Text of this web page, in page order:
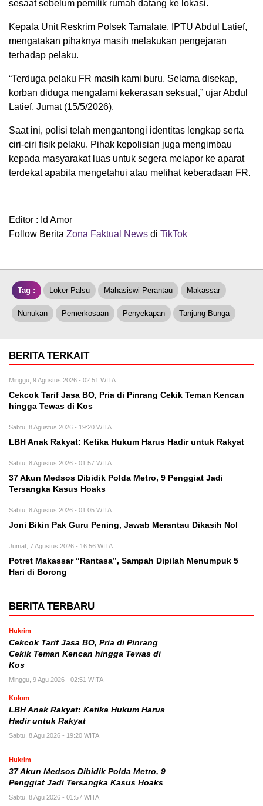
sesaat sebelum pemilik rumah datang ke lokasi.
Kepala Unit Reskrim Polsek Tamalate, IPTU Abdul Latief,
mengatakan pihaknya masih melakukan pengejaran
terhadap pelaku.
“Terduga pelaku FR masih kami buru. Selama disekap,
korban diduga mengalami kekerasan seksual,” ujar Abdul
Latief, Jumat (15/5/2026).
Saat ini, polisi telah mengantongi identitas lengkap serta
ciri-ciri fisik pelaku. Pihak kepolisian juga mengimbau
kepada masyarakat luas untuk segera melapor ke aparat
terdekat apabila mengetahui atau melihat keberadaan FR.
Editor : Id Amor
Follow Berita Zona Faktual News di TikTok
Tag : Loker Palsu Mahasiswi Perantau Makassar
Nunukan Pemerkosaan Penyekapan Tanjung Bunga
BERITA TERKAIT
Minggu, 9 Agustus 2026 - 02:51 WITA
Cekcok Tarif Jasa BO, Pria di Pinrang Cekik Teman Kencan
hingga Tewas di Kos
Sabtu, 8 Agustus 2026 - 19:20 WITA
LBH Anak Rakyat: Ketika Hukum Harus Hadir untuk Rakyat
Sabtu, 8 Agustus 2026 - 01:57 WITA
37 Akun Medsos Dibidik Polda Metro, 9 Penggiat Jadi
Tersangka Kasus Hoaks
Sabtu, 8 Agustus 2026 - 01:05 WITA
Joni Bikin Pak Guru Pening, Jawab Merantau Dikasih Nol
Jumat, 7 Agustus 2026 - 16:56 WITA
Potret Makassar “Rantasa”, Sampah Dipilah Menumpuk 5
Hari di Borong
BERITA TERBARU
Hukrim
Cekcok Tarif Jasa BO, Pria di Pinrang
Cekik Teman Kencan hingga Tewas di
Kos
Minggu, 9 Agu 2026 - 02:51 WITA
Kolom
LBH Anak Rakyat: Ketika Hukum Harus
Hadir untuk Rakyat
Sabtu, 8 Agu 2026 - 19:20 WITA
Hukrim
37 Akun Medsos Dibidik Polda Metro, 9
Penggiat Jadi Tersangka Kasus Hoaks
Sabtu, 8 Agu 2026 - 01:57 WITA